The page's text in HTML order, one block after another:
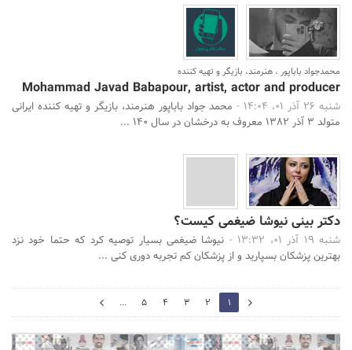
محمدجواد باباپور ، هنرمند، بازیگر و تهیه کننده
Mohammad Javad Babapour, artist, actor and producer
شنبه 26 آذر 01، 14:04 -
محمد جواد باباپور هنرمند، بازیگر و تهیه کننده ایرانی
متولد 3 آذر 1382 معروف به درخشان در سال 140 ...
دکتر بینی نیوشا ضیغمی کیست؟
شنبه 19 آذر 01، 13:32 -
نیوشا ضیغمی بسیار توصیه کرد که حتما خود نزد
بهترین پزشکان بسپارید و از پزشکان کم تجربه دوری کنی ...
0
1
2
3
4
5
...
2